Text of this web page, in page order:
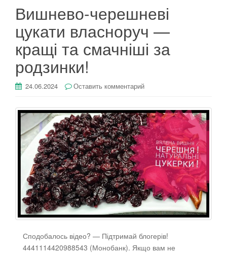
Вишнево-черешневі
цукати власноруч —
кращі та смачніші за
родзинки!
24.06.2024 Оставить комментарий
Сподобалось відео? — Підтримай блогерів!
4441114420988543 (Монобанк). Якщо вам не